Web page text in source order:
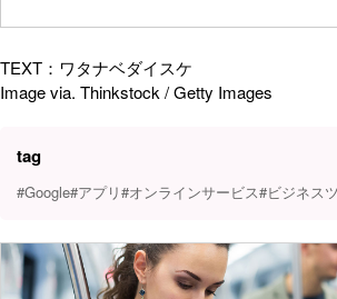
TEXT：ワタナベダイスケ
Image via. Thinkstock / Getty Images
tag
#Google#アプリ#オンラインサービス#ビジネス